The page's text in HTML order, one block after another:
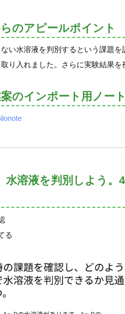
のアピールポイント
い水溶液を判別するという課題
り入れました。さらに実験結果
のインポート用ノー
水溶液を判別しよう
る